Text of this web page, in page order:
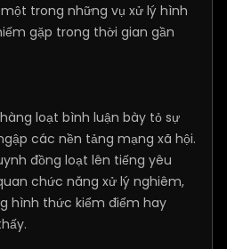
trong những vụ xử lý hình
gặp trong thời gian gần
loạt bình luận bày tỏ sự
các nền tảng mạng xã hội.
đồng loạt lên tiếng yêu
chức năng xử lý nghiêm,
hình thức kiểm điểm hay